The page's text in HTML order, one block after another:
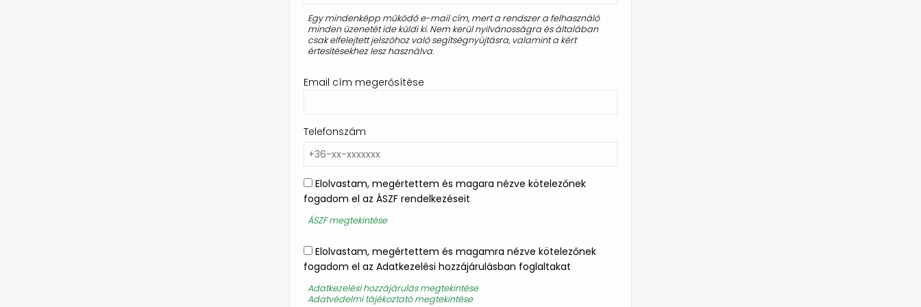
Egy mindenképp működő e-mail cím, mert a rendszer a felhasználó
minden üzenetét ide küldi ki. Nem kerül nyilvánosságra és általában
csak elfelejtett jelszóhoz való segítségnyújtásra, valamint a kért
értesítésekhez lesz használva.
Email cím megerősítése
Telefonszám
Elolvastam, megértettem és magara nézve kötelezőnek
fogadom el az ÁSZF rendelkezéseit
ÁSZF megtekintése
Elolvastam, megértettem és magamra nézve kötelezőnek
fogadom el az Adatkezelési hozzájárulásban foglaltakat
Adatkezelési hozzájárulás megtekintése
Adatvédelmi tájékoztató megtekintése